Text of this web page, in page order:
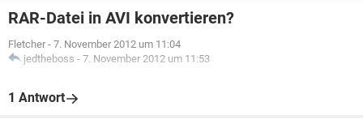
RAR-Datei in AVI konvertieren?
Fletcher - 7. November 2012 um 11:04
jedtheboss - 7. November 2012 um 11:53
1 Antwort